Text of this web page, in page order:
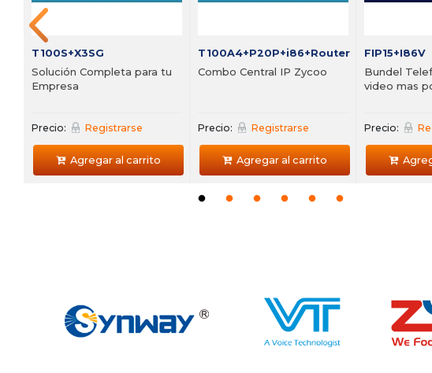
T100S+X3SG
Solución Completa para tu
Empresa
Precio: Registrarse
Agregar al carrito
T100A4+P20P+i86+Router
Combo Central IP Zycoo
Precio: Registrarse
Agregar al carrito
FIP15+I86V
Bundel
video mas
Precio: